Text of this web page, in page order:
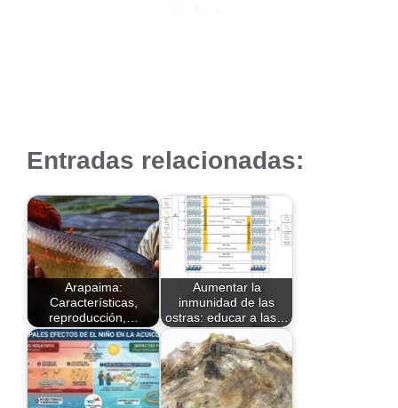
Entradas relacionadas:
Arapaima:
Características,
reproducción,…
Aumentar la
inmunidad de las
ostras: educar a las…